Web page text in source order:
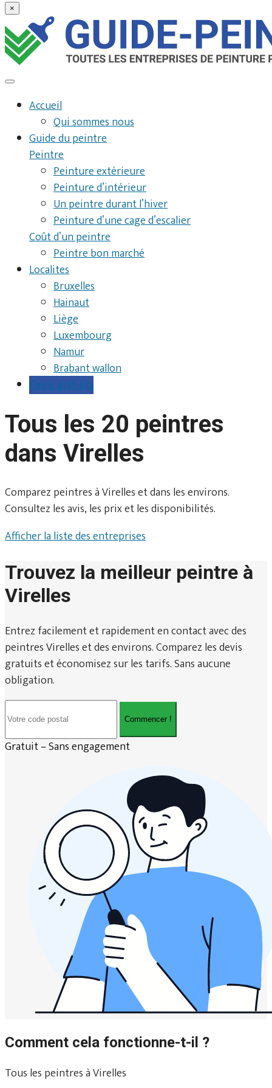
×
Accueil
Qui sommes nous
Guide du peintre
Peintre
Peinture extérieure
Peinture d’intérieur
Un peintre durant l’hiver
Peinture d’une cage d’escalier
Coût d’un peintre
Peintre bon marché
Localites
Bruxelles
Hainaut
Liège
Luxembourg
Namur
Brabant wallon
Devis gratuits
Tous les 20 peintres
dans Virelles
Comparez peintres à Virelles et dans les environs.
Consultez les avis, les prix et les disponibilités.
Afficher la liste des entreprises
Trouvez la meilleur peintre à
Virelles
Entrez facilement et rapidement en contact avec des
peintres Virelles et des environs. Comparez les devis
gratuits et économisez sur les tarifs. Sans aucune
obligation.
Commencer !
Gratuit – Sans engagement
Comment cela fonctionne-t-il ?
Tous les peintres à Virelles